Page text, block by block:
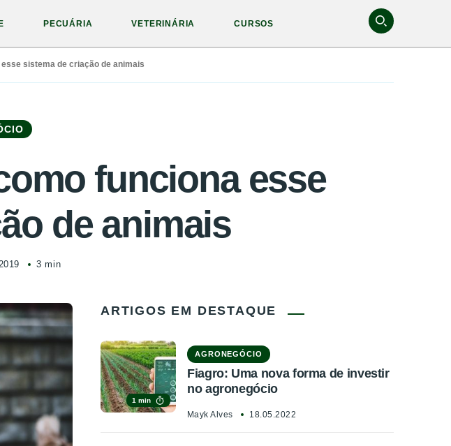
PECUÁRIA VETERINÁRIA CURSOS
sistema de criação de animais
funciona esse
de animais
3 min
ARTIGOS EM DESTAQUE
1 min
AGRONEGÓCIO
Fiagro: Uma nova forma de investir
no agronegócio
Mayk Alves 18.05.2022